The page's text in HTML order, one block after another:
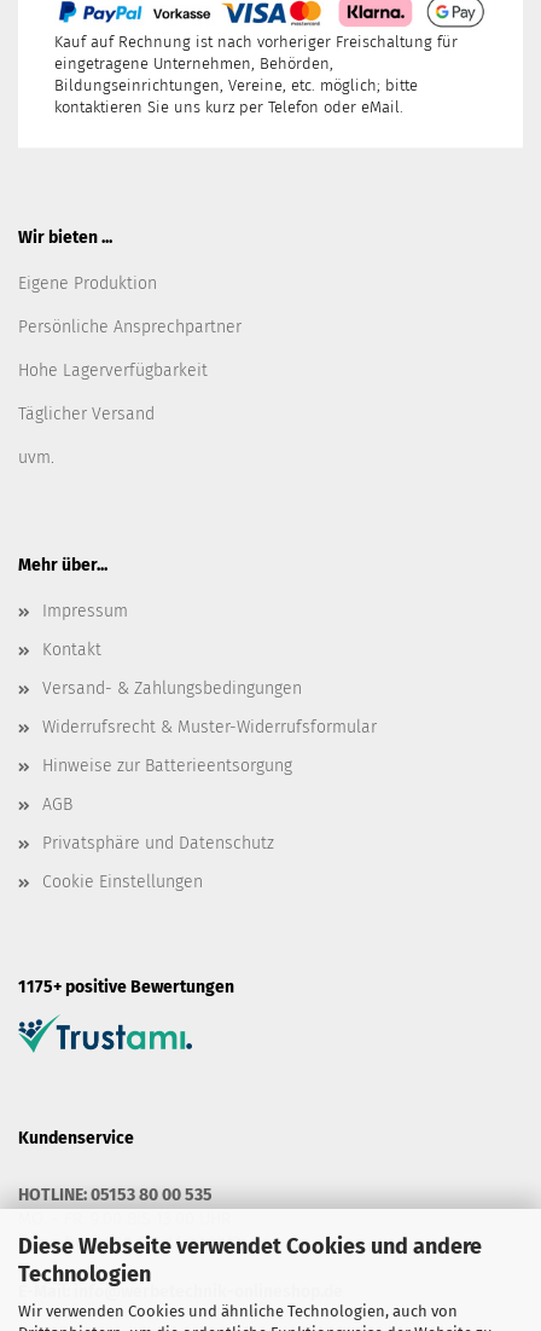
Diese Webseite verwendet Cookies und andere
Technologien
Wir verwenden Cookies und ähnliche Technologien, auch von
Kauf auf Rechnung ist nach vorheriger Freischaltung für
eingetragene Unternehmen, Behörden,
Bildungseinrichtungen, Vereine, etc. möglich; bitte
kontaktieren Sie uns kurz per Telefon oder eMail.
Wir bieten ...
Eigene Produktion
Persönliche Ansprechpartner
Hohe Lagerverfügbarkeit
Täglicher Versand
uvm.
Mehr über...
Impressum
Kontakt
Versand- & Zahlungsbedingungen
Widerrufsrecht & Muster-Widerrufsformular
Hinweise zur Batterieentsorgung
AGB
Privatsphäre und Datenschutz
Cookie Einstellungen
1175+ positive Bewertungen
Kundenservice
HOTLINE: 05153 80 00 535
MO. - DO. 14.30 BIS 16.00 UHR
info@werbetechnik-onlineshop.de